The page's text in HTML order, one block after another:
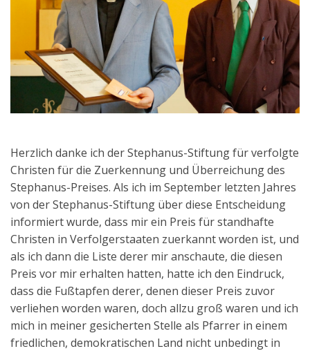
Herzlich danke ich der Stephanus-Stiftung für verfolgte
Christen für die Zuerkennung und Überreichung des
Stephanus-Preises. Als ich im September letzten Jahres
von der Stephanus-Stiftung über diese Entscheidung
informiert wurde, dass mir ein Preis für standhafte
Christen in Verfolgerstaaten zuerkannt worden ist, und
als ich dann die Liste derer mir anschaute, die diesen
Preis vor mir erhalten hatten, hatte ich den Eindruck,
dass die Fußtapfen derer, denen dieser Preis zuvor
verliehen worden waren, doch allzu groß waren und ich
mich in meiner gesicherten Stelle als Pfarrer in einem
friedlichen, demokratischen Land nicht unbedingt in